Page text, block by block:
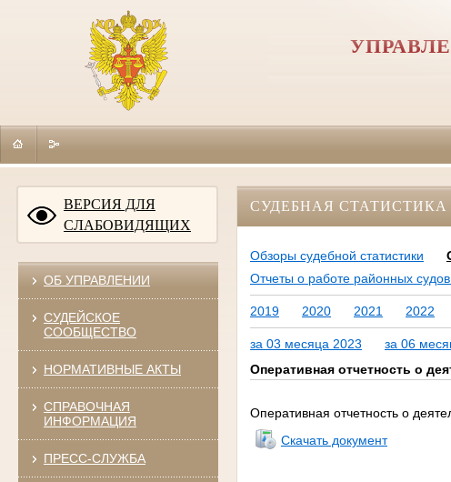
ВЕРСИЯ ДЛЯ
СЛАБОВИДЯЩИХ
ОБ УПРАВЛЕНИИ
СУДЕЙСКОЕ
СООБЩЕСТВО
НОРМАТИВНЫЕ АКТЫ
СПРАВОЧНАЯ
ИНФОРМАЦИЯ
ПРЕСС-СЛУЖБА
СУДЕБНАЯ СТАТИСТИКА
Обзоры судебной статистики
Отчеты о работе районных
2019 2020 2021 2022
за 03 месяца 2023 за 06
Оперативная отчетность о
Оперативная отчетность о
Скачать документ